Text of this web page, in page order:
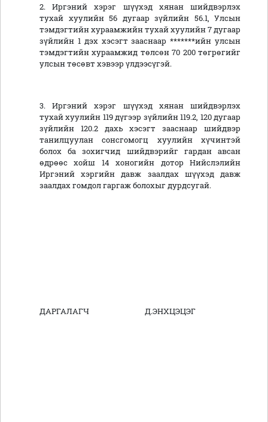
2. Иргэний хэрэг шүүхэд хянан шийдвэрлэх
тухай хуулийн 56 дугаар зүйлийн 56.1, Улсын
тэмдэгтийн хураамжийн тухай хуулийн 7 дугаар
зүйлийн 1 дэх хэсэгт зааснаар *******ийн улсын
тэмдэгтийн хураамжид төлсөн 70 200 төгрөгийг
улсын төсөвт хэвээр үлдээсүгэй.
3. Иргэний хэрэг шүүхэд хянан шийдвэрлэх
тухай хуулийн 119 дүгээр зүйлийн 119.2, 120 дугаар
зүйлийн 120.2 дахь хэсэгт зааснаар шийдвэр
танилцуулан сонсгомогц хуулийн хүчинтэй
болох ба зохигчид шийдвэрийг гардан авсан
өдрөөс хойш 14 хоногийн дотор Нийслэлийн
Иргэний хэргийн давж заалдах шүүхэд давж
заалдах гомдол гаргаж болохыг дурдсугай.
ДАРГАЛАГЧ Д.ЭНХЦЭЦЭГ